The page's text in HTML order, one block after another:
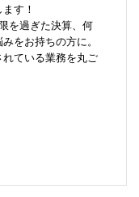
す！
を過ぎた決算、何
をお持ちの方に。
ている業務を丸ご